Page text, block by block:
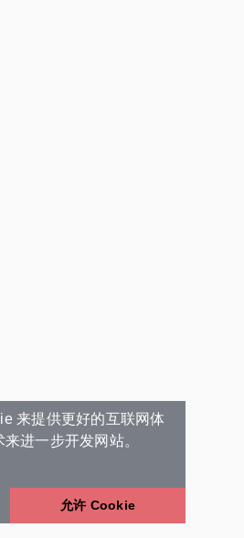
来提供更好的互联网体
进一步开发网站。
允许 Cookie